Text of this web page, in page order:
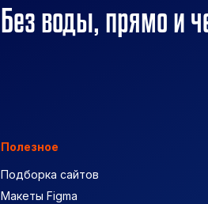
Без воды, прямо и
Полезное
Подборка сайтов
Макеты Figma